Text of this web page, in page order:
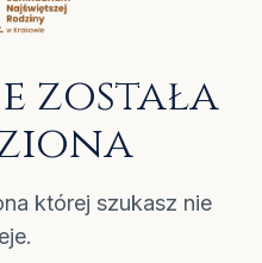
została
której szukasz nie